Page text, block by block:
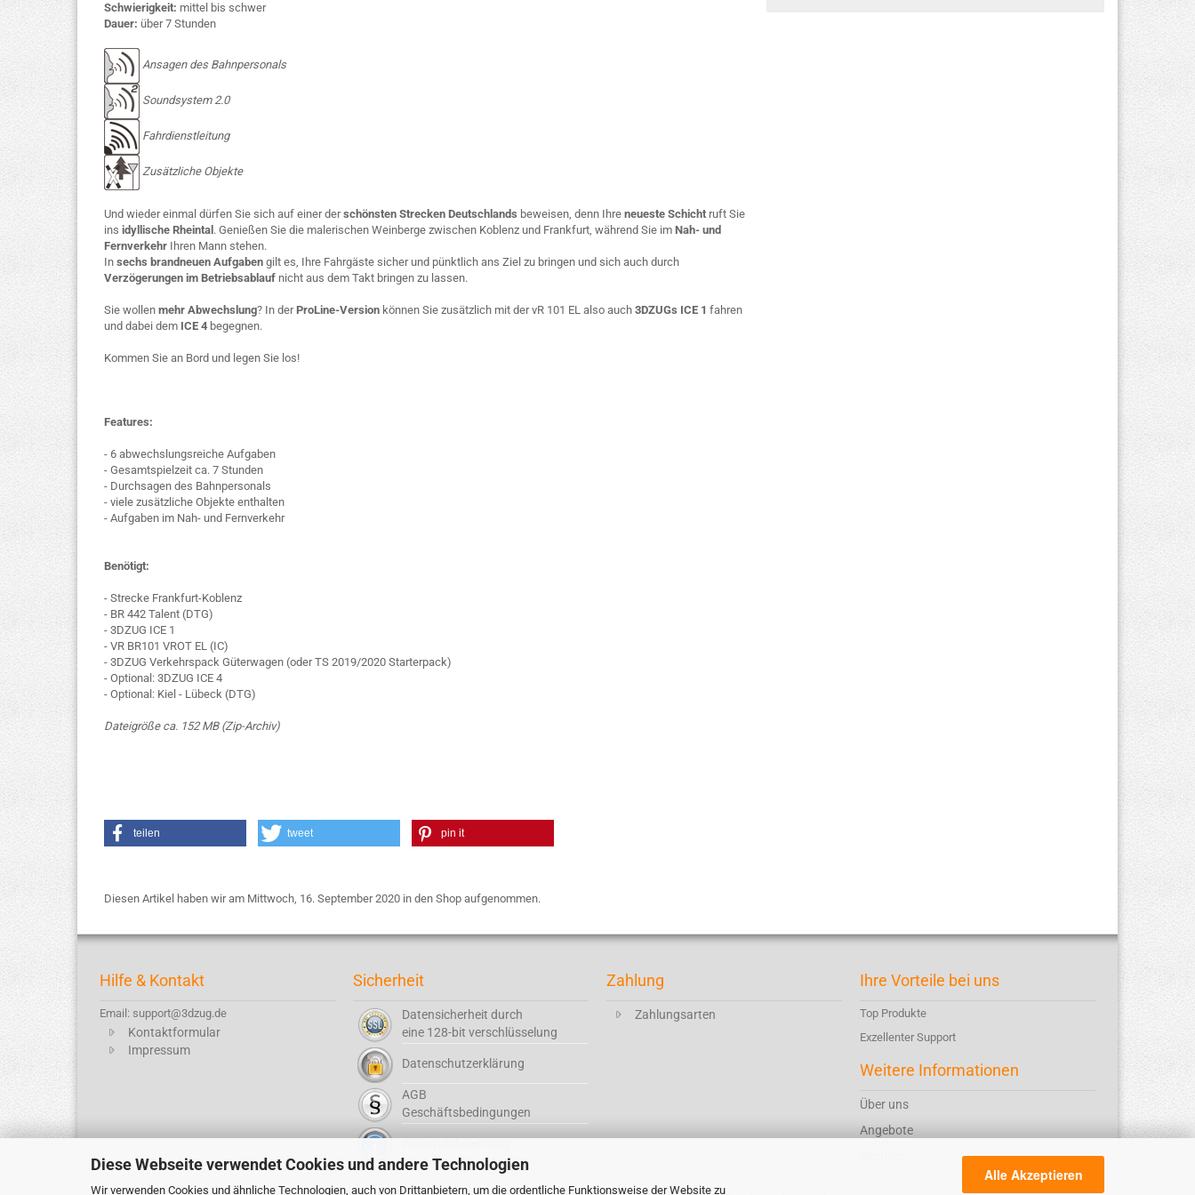
Diese Webseite verwendet Cookies und andere Technologien
Wir verwenden Cookies und ähnliche Technologien, auch von Drittanbietern, um die ordentliche Funktionsweise der Website zu
Alle Akzeptieren
Schwierigkeit: mittel bis schwer
Dauer: über 7 Stunden
Ansagen des Bahnpersonals
Soundsystem 2.0
Fahrdienstleitung
Zusätzliche Objekte
Und wieder einmal dürfen Sie sich auf einer derschönsten Strecken Deutschlands beweisen, denn Ihre neueste Schicht ruft Sie
ins idyllische Rheintal . Genießen Sie die malerischen Weinberge zwischen Koblenz und Frankfurt, während Sie im Nah- und
Fernverkehr Ihren Mann stehen.
In sechs brandneuen Aufgaben gilt es, Ihre Fahrgäste sicher und pünktlich ans Ziel zu bringen und sich auch durch
Verzögerungen im Betriebsablauf nicht aus dem Takt bringen zu lassen.
Sie wollen mehr Abwechslung? In derProLine-Version können Sie zusätzlich mit der vR 101 EL also auch 3DZUGs ICE 1 fahren
und dabei dem ICE 4 begegnen.
Kommen Sie an Bord und legen Sie los!
Features:
- 6 abwechslungsreiche Aufgaben
- Gesamtspielzeit ca. 7 Stunden
- Durchsagen des Bahnpersonals
- viele zusätzliche Objekte enthalten
- Aufgaben im Nah- und Fernverkehr
Benötigt:
- Strecke Frankfurt-Koblenz
- BR 442 Talent (DTG)
- 3DZUG ICE 1
- VR BR101 VROT EL (IC)
- 3DZUG Verkehrspack Güterwagen (oder TS 2019/2020 Starterpack)
- Optional: 3DZUG ICE 4
- Optional: Kiel - Lübeck (DTG)
Dateigröße ca. 152 MB (Zip-Archiv)
teilen tweet pin it
Diesen Artikel haben wir am Mittwoch, 16. September 2020 in den Shop aufgenommen.
Hilfe & Kontakt
Email: support@3dzug.de
Kontaktformular
Impressum
Sicherheit
Datensicherheit durch
eine 128-bit verschlüsselung
Datenschutzerklärung
AGB
Geschäftsbedingungen
Zahlung
Zahlungsarten
Ihre Vorteile bei uns
Top Produkte
Exzellenter Support
Weitere Informationen
Über uns
Angebote